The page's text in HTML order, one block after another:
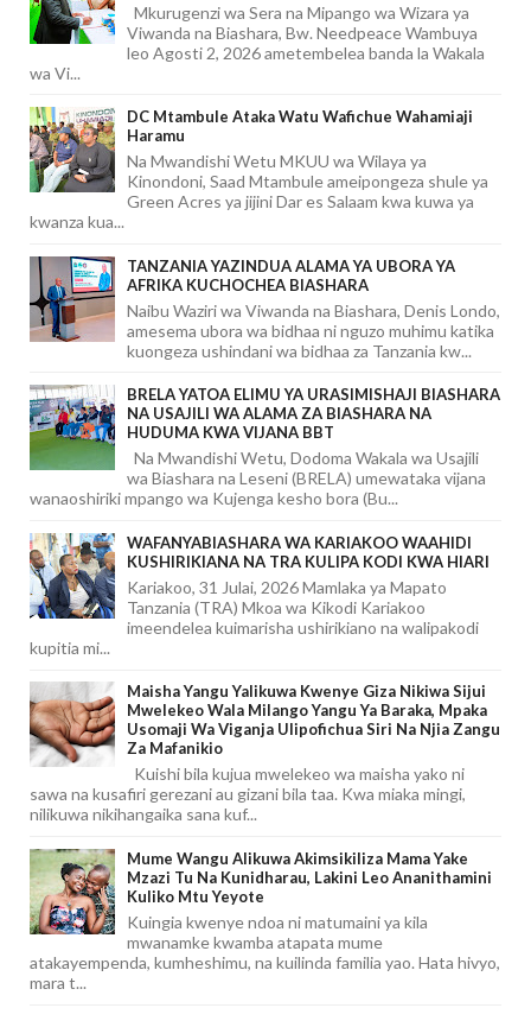
Mkurugenzi wa Sera na Mipango wa Wizara ya
Viwanda na Biashara, Bw. Needpeace Wambuya
leo Agosti 2, 2026 ametembelea banda la Wakala
wa Vi...
DC Mtambule Ataka Watu Wafichue Wahamiaji
Haramu
Na Mwandishi Wetu MKUU wa Wilaya ya
Kinondoni, Saad Mtambule ameipongeza shule ya
Green Acres ya jijini Dar es Salaam kwa kuwa ya
kwanza kua...
TANZANIA YAZINDUA ALAMA YA UBORA YA
AFRIKA KUCHOCHEA BIASHARA
Naibu Waziri wa Viwanda na Biashara, Denis Londo,
amesema ubora wa bidhaa ni nguzo muhimu katika
kuongeza ushindani wa bidhaa za Tanzania kw...
BRELA YATOA ELIMU YA URASIMISHAJI BIASHARA
NA USAJILI WA ALAMA ZA BIASHARA NA
HUDUMA KWA VIJANA BBT
Na Mwandishi Wetu, Dodoma Wakala wa Usajili
wa Biashara na Leseni (BRELA) umewataka vijana
wanaoshiriki mpango wa Kujenga kesho bora (Bu...
WAFANYABIASHARA WA KARIAKOO WAAHIDI
KUSHIRIKIANA NA TRA KULIPA KODI KWA HIARI
Kariakoo, 31 Julai, 2026 Mamlaka ya Mapato
Tanzania (TRA) Mkoa wa Kikodi Kariakoo
imeendelea kuimarisha ushirikiano na walipakodi
kupitia mi...
Maisha Yangu Yalikuwa Kwenye Giza Nikiwa Sijui
Mwelekeo Wala Milango Yangu Ya Baraka, Mpaka
Usomaji Wa Viganja Ulipofichua Siri Na Njia Zangu
Za Mafanikio
Kuishi bila kujua mwelekeo wa maisha yako ni
sawa na kusafiri gerezani au gizani bila taa. Kwa miaka mingi,
nilikuwa nikihangaika sana kuf...
Mume Wangu Alikuwa Akimsikiliza Mama Yake
Mzazi Tu Na Kunidharau, Lakini Leo Ananithamini
Kuliko Mtu Yeyote
Kuingia kwenye ndoa ni matumaini ya kila
mwanamke kwamba atapata mume
atakayempenda, kumheshimu, na kuilinda familia yao. Hata hivyo,
mara t...